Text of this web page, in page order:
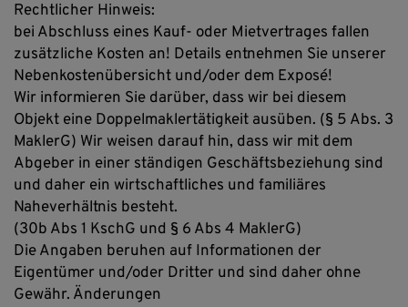
Rechtlicher Hinweis:
bei Abschluss eines Kauf- oder Mietvertrages fallen
zusätzliche Kosten an! Details entnehmen Sie unserer
Nebenkostenübersicht und/oder dem Exposé!
Wir informieren Sie darüber, dass wir bei diesem
Objekt eine Doppelmaklertätigkeit ausüben. (§ 5 Abs. 3
MaklerG) Wir weisen darauf hin, dass wir mit dem
Abgeber in einer ständigen Geschäftsbeziehung sind
und daher ein wirtschaftliches und familiäres
Naheverhältnis besteht.
(30b Abs 1 KschG und § 6 Abs 4 MaklerG)
Die Angaben beruhen auf Informationen der
Eigentümer und/oder Dritter und sind daher ohne
Gewähr. Änderungen